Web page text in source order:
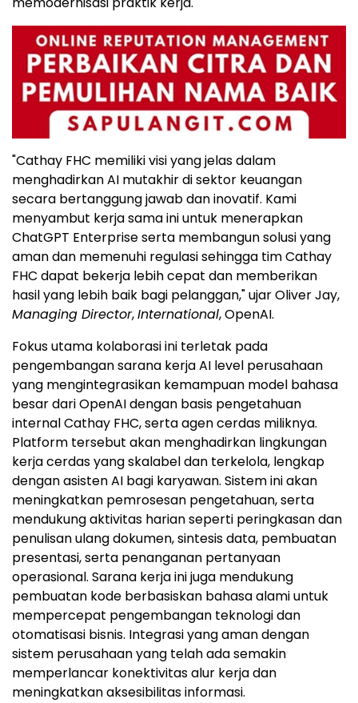
"Cathay FHC memiliki visi yang jelas dalam
menghadirkan AI mutakhir di sektor keuangan
secara bertanggung jawab dan inovatif. Kami
menyambut kerja sama ini untuk menerapkan
ChatGPT Enterprise serta membangun solusi yang
aman dan memenuhi regulasi sehingga tim Cathay
FHC dapat bekerja lebih cepat dan memberikan
hasil yang lebih baik bagi pelanggan," ujar Oliver Jay,
Managing Director,International, OpenAI.
Fokus utama kolaborasi ini terletak pada
pengembangan sarana kerja AI level perusahaan
yang mengintegrasikan kemampuan model bahasa
besar dari OpenAI dengan basis pengetahuan
internal Cathay FHC, serta agen cerdas miliknya.
Platform tersebut akan menghadirkan lingkungan
kerja cerdas yang skalabel dan terkelola, lengkap
dengan asisten AI bagi karyawan. Sistem ini akan
meningkatkan pemrosesan pengetahuan, serta
mendukung aktivitas harian seperti peringkasan dan
penulisan ulang dokumen, sintesis data, pembuatan
presentasi, serta penanganan pertanyaan
operasional. Sarana kerja ini juga mendukung
pembuatan kode berbasiskan bahasa alami untuk
mempercepat pengembangan teknologi dan
otomatisasi bisnis. Integrasi yang aman dengan
sistem perusahaan yang telah ada semakin
memperlancar konektivitas alur kerja dan
meningkatkan aksesibilitas informasi.